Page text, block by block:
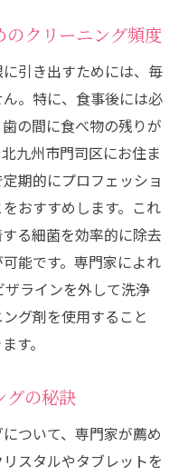
クリーニング頻度
引き出すためには、毎
。特に、食事後には必
の間に食べ物の残りが
九州市門司区にお住ま
期的にプロフェッショ
おすすめします。これ
る細菌を効率的に除去
能です。専門家によれ
ラインを外して洗浄
グ剤を使用すること
す。
グの秘訣
ついて、専門家が薦め
スタルやタブレットを